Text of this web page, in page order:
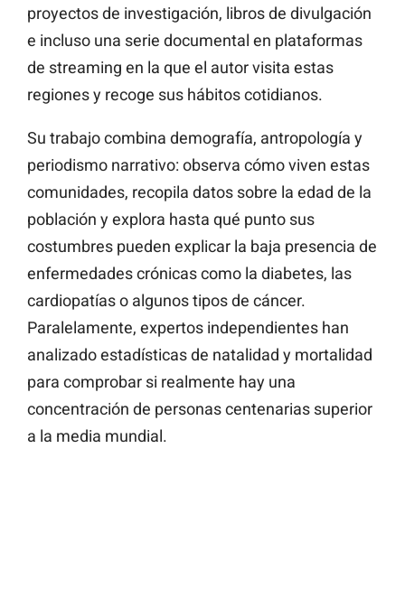
proyectos de investigación, libros de divulgación
e incluso una serie documental en plataformas
de streaming en la que el autor visita estas
regiones y recoge sus hábitos cotidianos.
Su trabajo combina demografía, antropología y
periodismo narrativo: observa cómo viven estas
comunidades, recopila datos sobre la edad de la
población y explora hasta qué punto sus
costumbres pueden explicar la baja presencia de
enfermedades crónicas como la diabetes, las
cardiopatías o algunos tipos de cáncer.
Paralelamente, expertos independientes han
analizado estadísticas de natalidad y mortalidad
para comprobar si realmente hay una
concentración de personas centenarias superior
a la media mundial.